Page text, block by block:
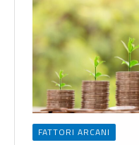
FATTORI ARCANI